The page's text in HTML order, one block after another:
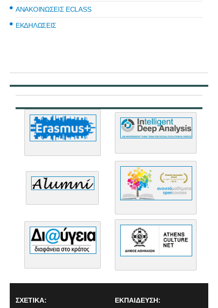
ΑΝΑΚΟΙΝΩΣΕΙΣ ECLASS
ΕΚΔΗΛΩΣΕΙΣ
ΣΧΕΤΙΚΑ: ΕΚΠΑΙΔΕΥΣΗ: